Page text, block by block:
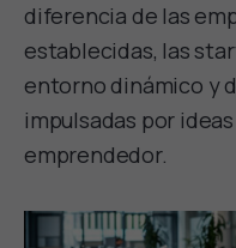
diferencia de las
establecidas, las
entorno dinámico y
impulsadas por
emprendedor.